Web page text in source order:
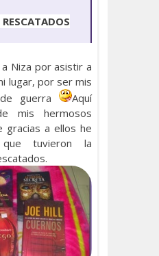
Niza por asistir a
lugar, por ser mis
guerra
Aquí
mis hermosos
gracias a ellos he
tuvieron la